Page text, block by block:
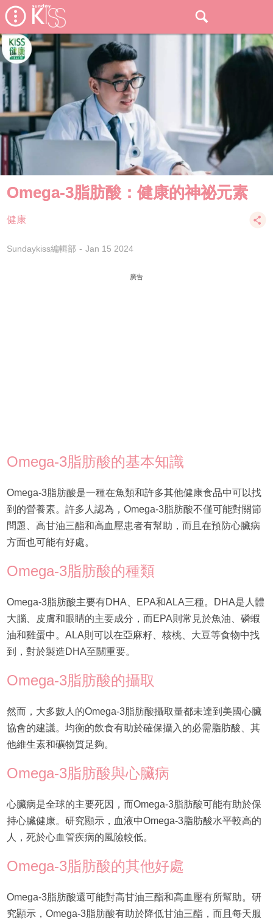
Omega-3脂肪酸：健康的神祕元素
健康
Sundaykiss編輯部 Jan 15 2024
廣告
Omega-3脂肪酸的基本知識
Omega-3脂肪酸是一種在魚類和許多其他健康食品中可以找
到的營養素。許多人認為，Omega-3脂肪酸不僅可能對關節
問題、高甘油三酯和高血壓患者有幫助，而且在預防心臟病
方面也可能有好處。
Omega-3脂肪酸的種類
Omega-3脂肪酸主要有DHA、EPA和ALA三種。DHA是人體
大腦、皮膚和眼睛的主要成分，而EPA則常見於魚油、磷蝦
油和雞蛋中。ALA則可以在亞麻籽、核桃、大豆等食物中找
到，對於製造DHA至關重要。
Omega-3脂肪酸的攝取
然而，大多數人的Omega-3脂肪酸攝取量都未達到美國心臟
協會的建議。均衡的飲食有助於確保攝入的必需脂肪酸、其
他維生素和礦物質足夠。
Omega-3脂肪酸與心臟病
心臟病是全球的主要死因，而Omega-3脂肪酸可能有助於保
持心臟健康。研究顯示，血液中Omega-3脂肪酸水平較高的
人，死於心血管疾病的風險較低。
Omega-3脂肪酸的其他好處
Omega-3脂肪酸還可能對高甘油三酯和高血壓有所幫助。研
究顯示，Omega-3脂肪酸有助於降低甘油三酯，而且每天服